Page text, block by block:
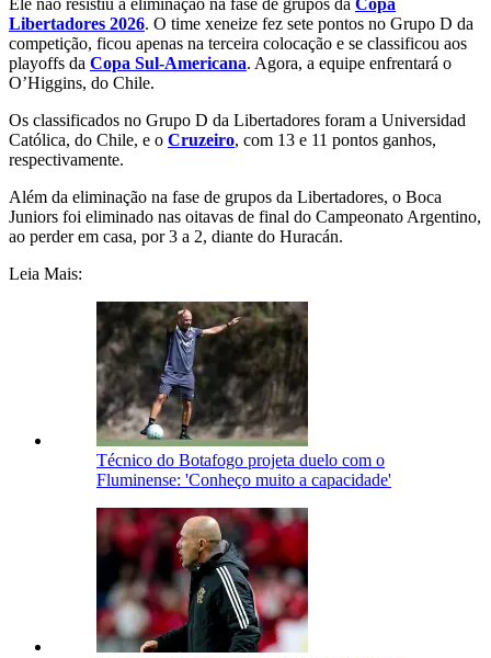
Ele não resistiu à eliminação na fase de grupos da Copa
Libertadores 2026. O time xeneize fez sete pontos no Grupo D da
competição, ficou apenas na terceira colocação e se classificou aos
playoffs da Copa Sul-Americana. Agora, a equipe enfrentará o
O’Higgins, do Chile.
Os classificados no Grupo D da Libertadores foram a Universidad
Católica, do Chile, e o Cruzeiro, com 13 e 11 pontos ganhos,
respectivamente.
Além da eliminação na fase de grupos da Libertadores, o Boca
Juniors foi eliminado nas oitavas de final do Campeonato Argentino,
ao perder em casa, por 3 a 2, diante do Huracán.
Leia Mais:
Técnico do Botafogo projeta duelo com o
Fluminense: 'Conheço muito a capacidade'